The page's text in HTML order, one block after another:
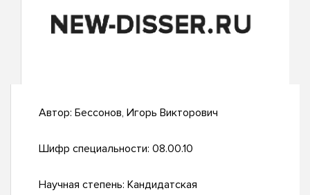
Автор: Бессонов, Игорь Викторович
Шифр специальности: 08.00.10
Научная степень: Кандидатская